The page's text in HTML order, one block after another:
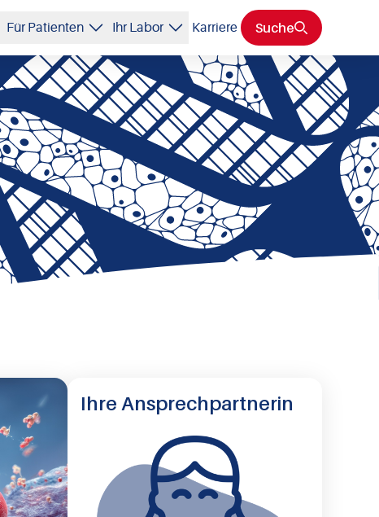
Für Patienten Ihr Labor Karriere Suche
Ihre Ansprechpartnerin